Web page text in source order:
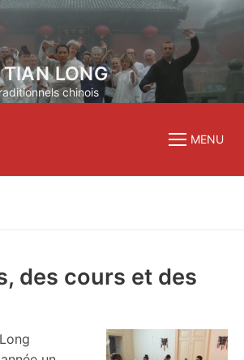
LONG
chinois
MENU
des cours et des